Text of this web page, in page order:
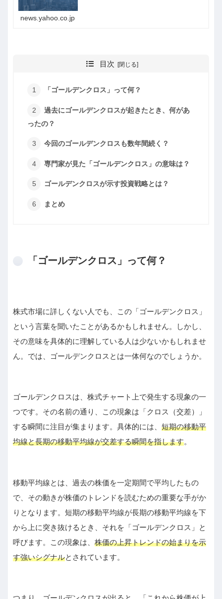
news.yahoo.co.jp
目次
「ゴールデンクロス」って何？
過去にゴールデンクロスが起きたとき、何があ
ったの？
今回のゴールデンクロスも数年間続く？
専門家が見た「ゴールデンクロス」の意味は？
ゴールデンクロスが示す投資戦略とは？
まとめ
「ゴールデンクロス」って何？
株式市場に詳しくない人でも、この「ゴールデンクロス」
という言葉を聞いたことがあるかもしれません。しかし、
その意味を具体的に理解している人は少ないかもしれませ
ん。では、ゴールデンクロスとは一体何なのでしょうか。
ゴールデンクロスは、株式チャート上で発生する現象の一
つです。その名前の通り、この現象は「クロス（交差）」
する瞬間に注目が集まります。具体的には、 短期の移動平
均線と長期の移動平均線が交差する瞬間を指します。
移動平均線とは、過去の株価を一定期間で平均したもの
で、その動きが株価のトレンドを読むための重要な手がか
りとなります。短期の移動平均線が長期の移動平均線を下
から上に突き抜けるとき、それを「ゴールデンクロス」と
呼びます。この現象は、 株価の上昇トレンドの始まりを示
す強いシグナルとされています。